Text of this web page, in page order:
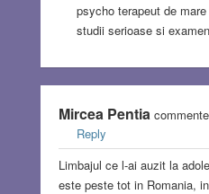
psycho terapeut de
studii serioase si
Mircea Pentia
Reply
Limbajul ce l-ai auzit la
este peste tot in Romania,